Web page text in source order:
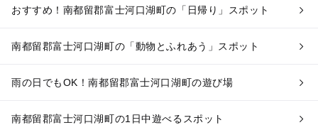
おすすめ！南都留郡富士河口湖町の「日帰り」スポット
南都留郡富士河口湖町の「動物とふれあう」スポット
雨の日でもOK！南都留郡富士河口湖町の遊び場
南都留郡富士河口湖町の1日中遊べるスポット